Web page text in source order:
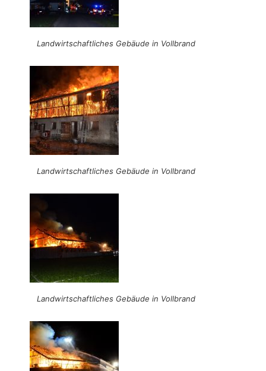
Landwirtschaftliches Gebäude in Vollbrand
Landwirtschaftliches Gebäude in Vollbrand
Landwirtschaftliches Gebäude in Vollbrand